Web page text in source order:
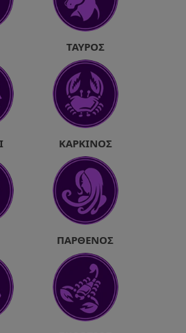
ΤΑΎΡΟΣ
ΚΑΡΚΊΝΟΣ
ΠΑΡΘΈΝΟΣ